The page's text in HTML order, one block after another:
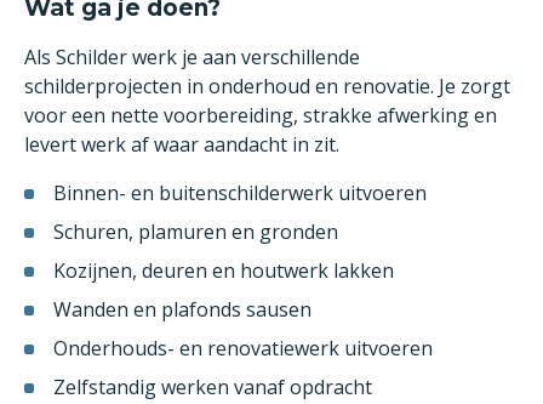
Wat ga je doen?
Als Schilder werk je aan verschillende
schilderprojecten in onderhoud en renovatie. Je zorgt
voor een nette voorbereiding, strakke afwerking en
levert werk af waar aandacht in zit.
Binnen- en buitenschilderwerk uitvoeren
Schuren, plamuren en gronden
Kozijnen, deuren en houtwerk lakken
Wanden en plafonds sausen
Onderhouds- en renovatiewerk uitvoeren
Zelfstandig werken vanaf opdracht